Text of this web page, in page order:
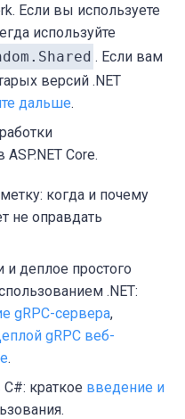
Если вы используете
используйте
. Если вам
версий .NET
дальше.
Core.
когда и почему
не оправдать
и деплое простого
.NET:
gRPC-сервера,
gRPC веб-
.
краткое введение и